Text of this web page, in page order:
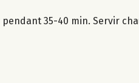
35-40 min. Servir